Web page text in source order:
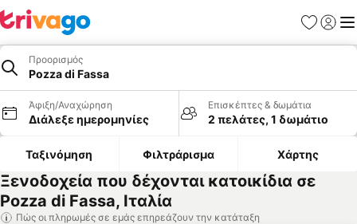
Προορισμός
Pozza di Fassa
Άφιξη/Αναχώρηση
Διάλεξε ημερομηνίες
Επισκέπτες & δωμάτια
2 πελάτες, 1 δωμάτιο
Ταξινόμηση Φιλτράρισμα Χάρτης
Ξενοδοχεία που δέχονται κατοικίδια σε
Pozza di Fassa, Ιταλία
Πώς οι πληρωμές σε εμάς επηρεάζουν την κατάταξη